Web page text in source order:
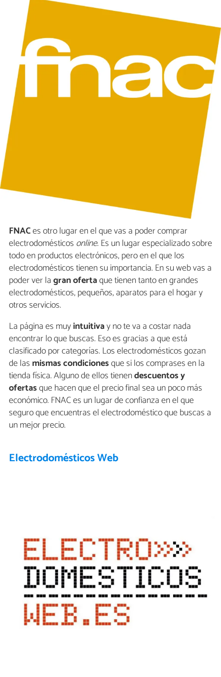
FNACes otro lugar en el que vas a poder comprar
electrodomésticos online. Es un lugar especializado sobre
todo en productos electrónicos, pero en el que los
electrodomésticos tienen su importancia. En su web vas a
poder ver lagran ofertaque tienen tanto en grandes
electrodomésticos, pequeños, aparatos para el hogar y
otros servicios.
La página es muyintuitivay no te va a costar nada
encontrar lo que buscas. Eso es gracias a que está
clasificado por categorías. Los electrodomésticos gozan
de las mismas condicionesque si los comprases en la
tienda física. Alguno de ellos tienendescuentos y
ofertasque hacen que el precio final sea un poco más
económico. FNAC es un lugar de confianza en el que
seguro que encuentras el electrodoméstico que buscas a
un mejor precio.
Electrodomésticos Web